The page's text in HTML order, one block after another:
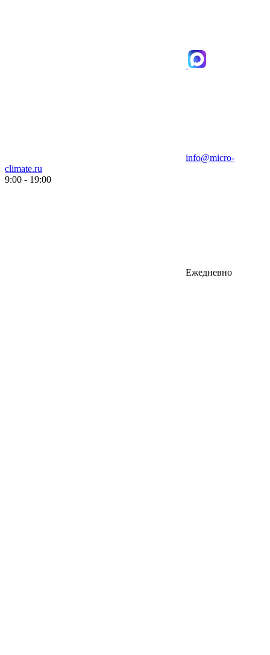
info@micro-
climate.ru
9:00 - 19:00
Ежедневно